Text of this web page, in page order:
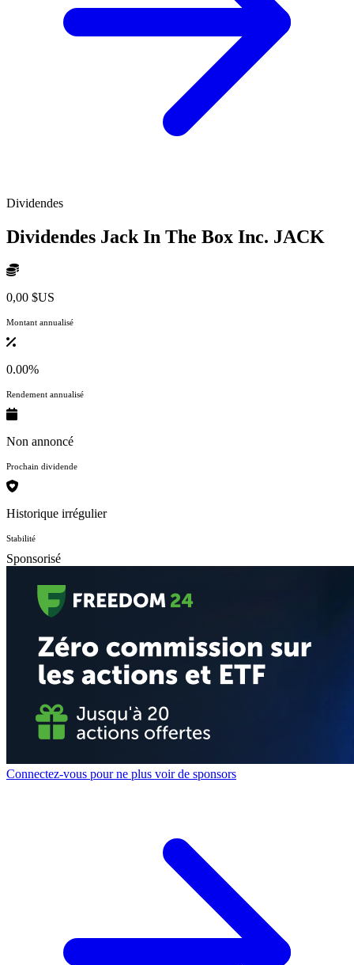
Dividendes
Dividendes Jack In The Box Inc. JACK
0,00 $US
Montant annualisé
0.00%
Rendement annualisé
Non annoncé
Prochain dividende
Historique irrégulier
Stabilité
Sponsorisé
Connectez-vous pour ne plus voir de sponsors